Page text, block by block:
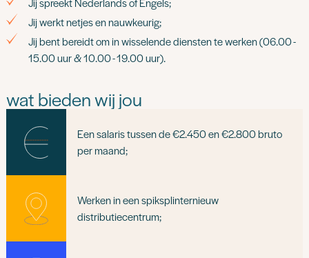
Jij werkt netjes en nauwkeurig;
Jij bent bereidt om in wisselende diensten te werken (06.00 -
15.00 uur & 10.00 - 19.00 uur).
wat bieden wij jou
Een salaris tussen de €2.450 en €2.800 bruto
per maand;
Werken in een spiksplinternieuw
distributiecentrum;